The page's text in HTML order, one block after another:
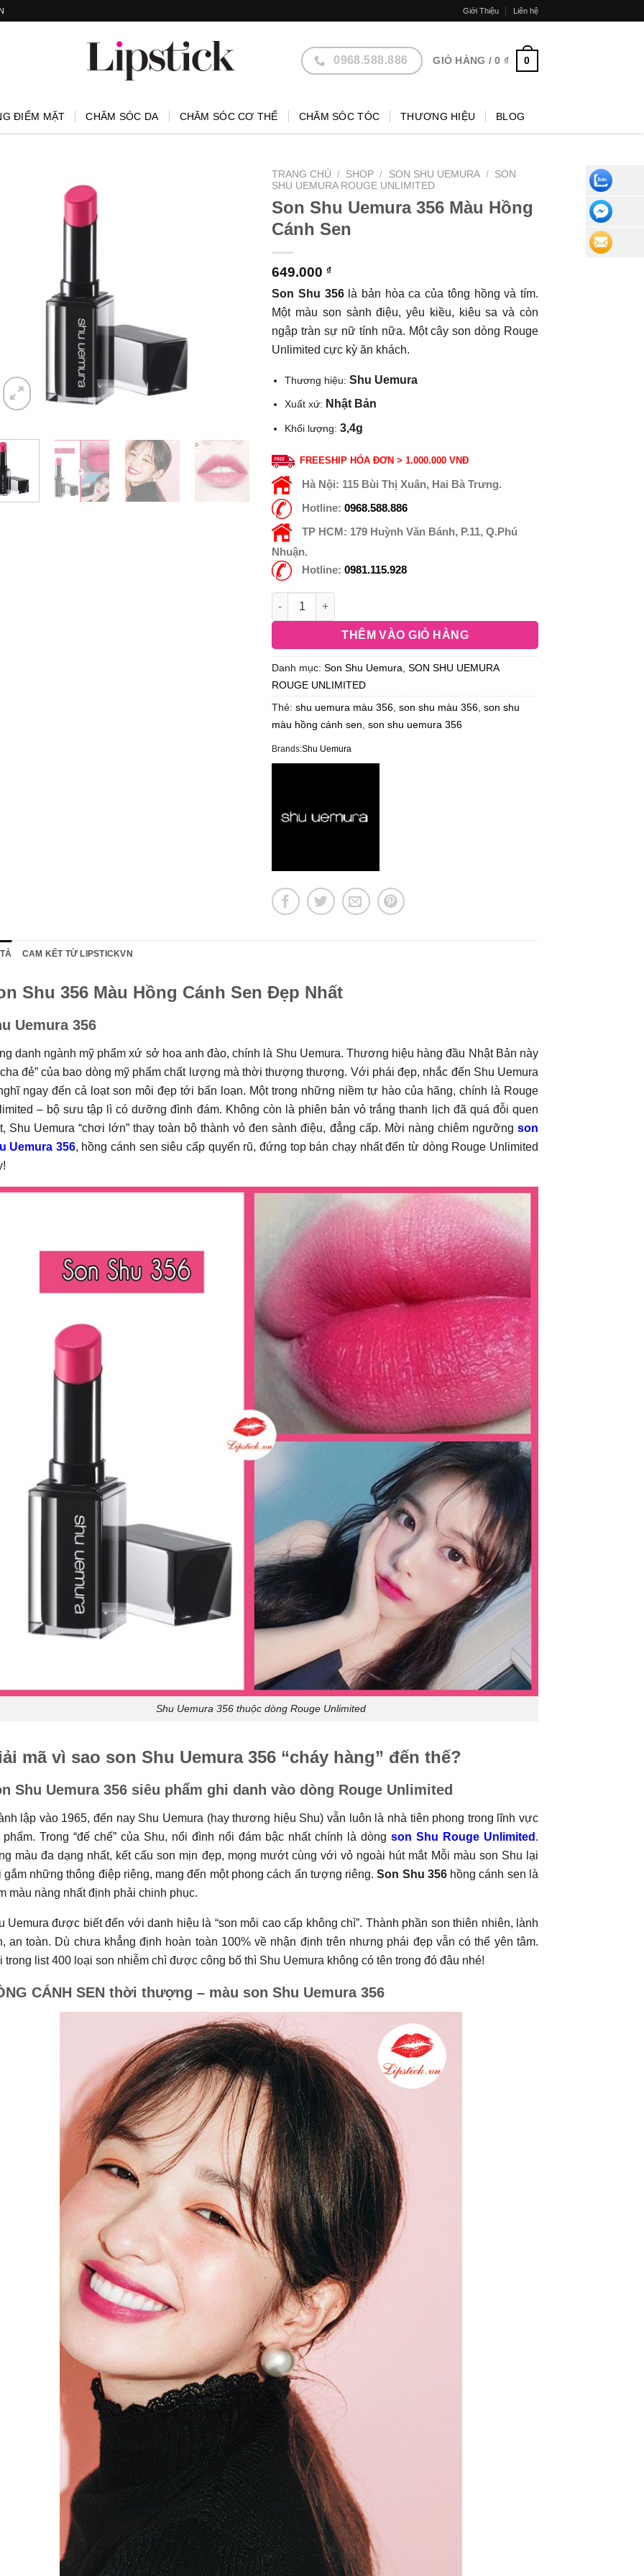
Giới Thiệu Liên hệ
0968.588.886 GIỎ HÀNG /0 ₫ 0
ĐIỂM MẶT CHĂM SÓC DA CHĂM SÓC CƠ THỂ CHĂM SÓC TÓC THƯƠNG HIỆU BLOG
TRANG CHỦ / SHOP / SON SHU UEMURA /
SON
SHU UEMURA ROUGE UNLIMITED
Son Shu Uemura 356 Màu Hồng
Cánh Sen
649.000₫
Son Shu 356 là bản hòa ca của tông hồng và tím.
Một màu son sành điệu, yêu kiều, kiêu sa và còn
ngập tràn sự nữ tính nữa. Một cây son dòng Rouge
Unlimited cực kỳ ăn khách.
Thương hiệu:Shu Uemura
Xuất xứ: Nhật Bản
Khối lượng:3,4g
FREESHIP HÓA ĐƠN > 1.000.000 VNĐ
Hà Nội: 115 Bùi Thị Xuân, Hai Bà Trưng.
Hotline:0968.588.886
TP HCM: 179 Huỳnh Văn Bánh, P.11, Q.Phú
Nhuận.
Hotline:0981.115.928
THÊM VÀO GIỎ HÀNG
Danh mục:Son Shu Uemura ,SON SHU UEMURA
ROUGE UNLIMITED
Thẻ:shu uemura màu 356 ,son shu màu 356 ,son shu
màu hồng cánh sen ,son shu uemura 356
Brands:Shu Uemura
CAM KẾT TỪ LIPSTICKVN
Shu 356 Màu Hồng Cánh Sen Đẹp Nhất
Uemura 356
danh ngành mỹ phẩm xứ sở hoa anh đào, chính là Shu Uemura. Thương hiệu hàng đầu Nhật Bản này
đẻ” của bao dòng mỹ phẩm chất lượng mà thời thượng thượng. Với phái đẹp, nhắc đến Shu Uemura
ngay đến cả loạt son môi đẹp tới bấn loạn. Một trong những niềm tự hào của hãng, chính là Rouge
– bộ sưu tập lì có dưỡng đình đám. Không còn là phiên bản vỏ trắng thanh lịch đã quá đỗi quen
Shu Uemura “chơi lớn” thay toàn bộ thành vỏ đen sành điệu, đẳng cấp. Mời nàng chiêm ngưỡng son
Uemura 356, hồng cánh sen siêu cấp quyến rũ, đứng top bán chạy nhất đến từ dòng Rouge Unlimited
Shu Uemura 356 thuộc dòng Rouge Unlimited
mã vì sao son Shu Uemura 356 “cháy hàng” đến thế?
Shu Uemura 356 siêu phẩm ghi danh vào dòng Rouge Unlimited
lập vào 1965, đến nay Shu Uemura (hay thương hiệu Shu) vẫn luôn là nhà tiên phong trong lĩnh vực
phẩm. Trong “đế chế” của Shu, nổi đình nổi đám bậc nhất chính là dòng son Shu Rouge Unlimited .
màu đa dạng nhất, kết cấu son mịn đẹp, mọng mướt cùng với vỏ ngoài hút mắt Mỗi màu son Shu lại
gắm những thông điệp riêng, mang đến một phong cách ấn tượng riêng.Son Shu 356 hồng cánh sen là
màu nàng nhất định phải chinh phục.
Uemura được biết đến với danh hiệu là “son môi cao cấp không chì”. Thành phần son thiên nhiên, lành
an toàn. Dù chưa khẳng định hoàn toàn 100% về nhận định trên nhưng phái đẹp vẫn có thể yên tâm.
trong list 400 loại son nhiễm chì được công bố thì Shu Uemura không có tên trong đó đâu nhé!
CÁNH SEN thời thượng – màu son Shu Uemura 356